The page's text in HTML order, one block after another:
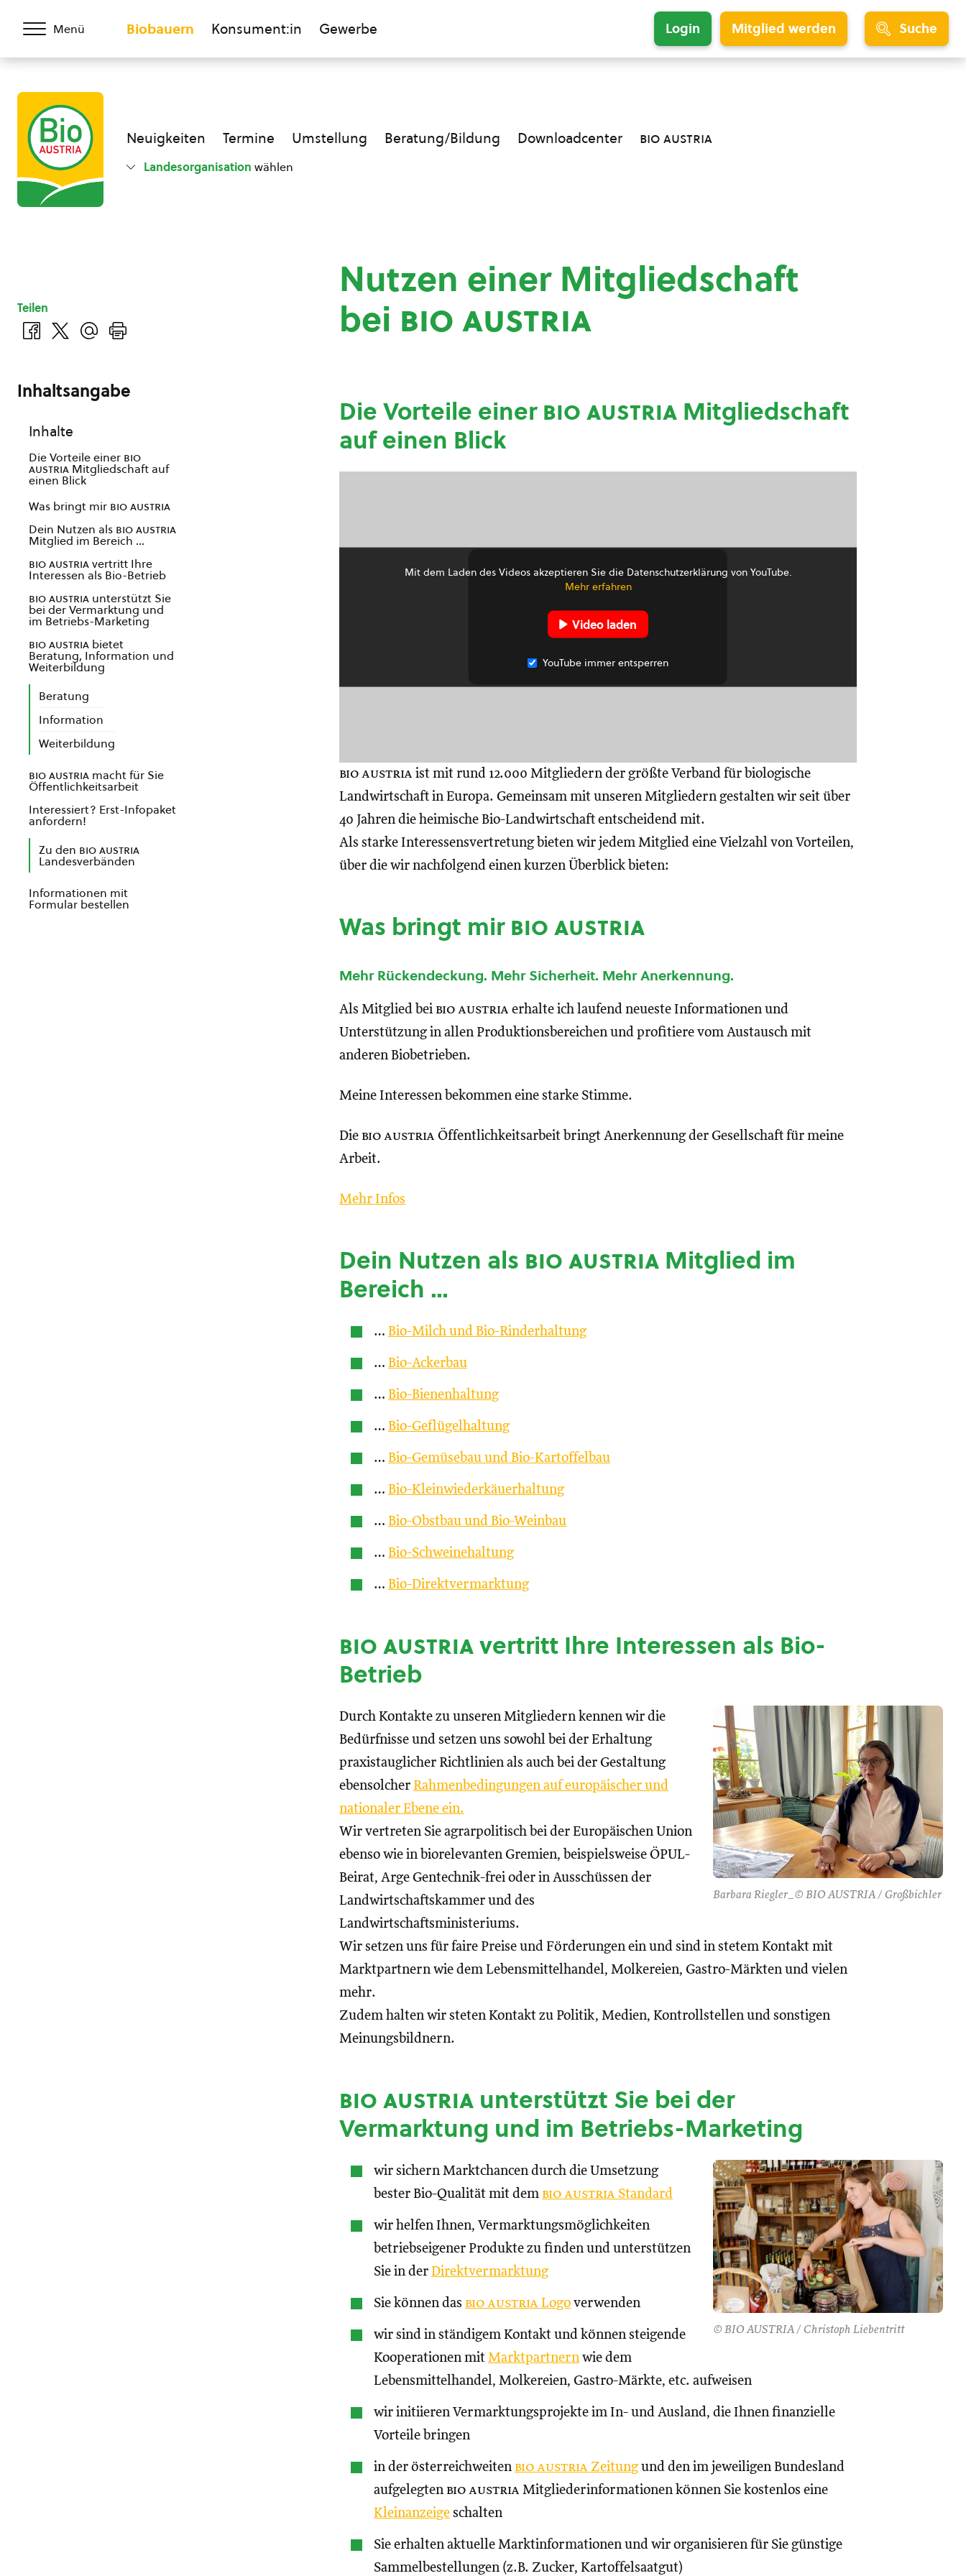
Menü Biobauern Konsument:in Gewerbe Login Mitglied werden Suche
Neuigkeiten Termine Umstellung Beratung/Bildung Downloadcenter bio austria
Landesorganisation wählen
Nutzen einer Mitgliedschaft
bei bio austria
Die Vorteile einerbio austria Mitgliedschaft
auf einen Blick
Mit dem Laden des Videos akzeptieren Sie die Datenschutzerklärung von YouTube.
Mehr erfahren
Video laden
YouTube immer entsperren
bio austria ist mit rund 12.000 Mitgliedern der größte Verband für biologische
Landwirtschaft in Europa. Gemeinsam mit unseren Mitgliedern gestalten wir seit über
40 Jahren die heimische Bio-Landwirtschaft entscheidend mit.
Als starke Interessensvertretung bieten wir jedem Mitglied eine Vielzahl von Vorteilen,
über die wir nachfolgend einen kurzen Überblick bieten:
Was bringt mirbio austria
Mehr Rückendeckung. Mehr Sicherheit. Mehr Anerkennung.
Als Mitglied bei bio austria erhalte ich laufend neueste Informationen und
Unterstützung in allen Produktionsbereichen und profitiere vom Austausch mit
anderen Biobetrieben.
Meine Interessen bekommen eine starke Stimme.
Die bio austria Öffentlichkeitsarbeit bringt Anerkennung der Gesellschaft für meine
Arbeit.
Mehr Infos
Dein Nutzen als bio austria Mitglied im
Bereich …
… Bio-Milch und Bio-Rinderhaltung
… Bio-Ackerbau
… Bio-Bienenhaltung
… Bio-Geflügelhaltung
… Bio-Gemüsebau und Bio-Kartoffelbau
… Bio-Kleinwiederkäuerhaltung
… Bio-Obstbau und Bio-Weinbau
… Bio-Schweinehaltung
… Bio-Direktvermarktung
bio austriavertritt Ihre Interessen als Bio-
Betrieb
Barbara Riegler_© BIO AUSTRIA / Großbichler
Durch Kontakte zu unseren Mitgliedern kennen wir die
Bedürfnisse und setzen uns sowohl bei der Erhaltung
praxistauglicher Richtlinien als auch bei der Gestaltung
ebensolcher Rahmenbedingungen auf europäischer und
nationaler Ebene ein.
Wir vertreten Sie agrarpolitisch bei der Europäischen Union
ebenso wie in biorelevanten Gremien, beispielsweise ÖPUL-
Beirat, Arge Gentechnik-frei oder in Ausschüssen der
Landwirtschaftskammer und des
Landwirtschaftsministeriums.
Wir setzen uns für faire Preise und Förderungen ein und sind in stetem Kontakt mit
Marktpartnern wie dem Lebensmittelhandel, Molkereien, Gastro-Märkten und vielen
mehr.
Zudem halten wir steten Kontakt zu Politik, Medien, Kontrollstellen und sonstigen
Meinungsbildnern.
bio austria unterstützt Sie bei der
Vermarktung und im Betriebs-Marketing
© BIO AUSTRIA / Christoph Liebentritt
wir sichern Marktchancen durch die Umsetzung
bester Bio-Qualität mit dem bio austria Standard
wir helfen Ihnen, Vermarktungsmöglichkeiten
betriebseigener Produkte zu finden und unterstützen
Sie in der Direktvermarktung
Sie können das bio austria Logo verwenden
wir sind in ständigem Kontakt und können steigende
Kooperationen mit Marktpartnernwie dem
Lebensmittelhandel, Molkereien, Gastro-Märkte, etc. aufweisen
wir initiieren Vermarktungsprojekte im In- und Ausland, die Ihnen finanzielle
Vorteile bringen
in der österreichweiten bio austria Zeitungund den im jeweiligen Bundesland
aufgelegten bio austria Mitgliederinformationen können Sie kostenlos eine
Kleinanzeige schalten
Sie erhalten aktuelle Marktinformationen und wir organisieren für Sie günstige
Sammelbestellungen (z.B. Zucker, Kartoffelsaatgut)
Teilen
Inhaltsangabe
Inhalte
Die Vorteile einer bio
austria Mitgliedschaft auf
einen Blick
Was bringt mir bio austria
Dein Nutzen als bio austria
Mitglied im Bereich …
bio austriavertritt Ihre
Interessen als Bio-Betrieb
bio austria unterstützt Sie
bei der Vermarktung und
im Betriebs-Marketing
bio austria bietet
Beratung, Information und
Weiterbildung
Beratung
Information
Weiterbildung
bio austria macht für Sie
Öffentlichkeitsarbeit
Interessiert? Erst-Infopaket
anfordern!
Zu den bio austria
Landesverbänden
Informationen mit
Formular bestellen